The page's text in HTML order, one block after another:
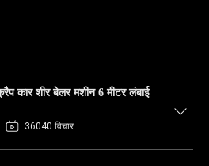
कार शीर बेलर मशीन 6 मीटर लंबाई
36040 विचार